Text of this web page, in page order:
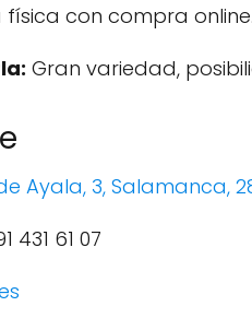
con compra online.
Gran variedad,
Ayala, 3, Salamanca,
431 61 07